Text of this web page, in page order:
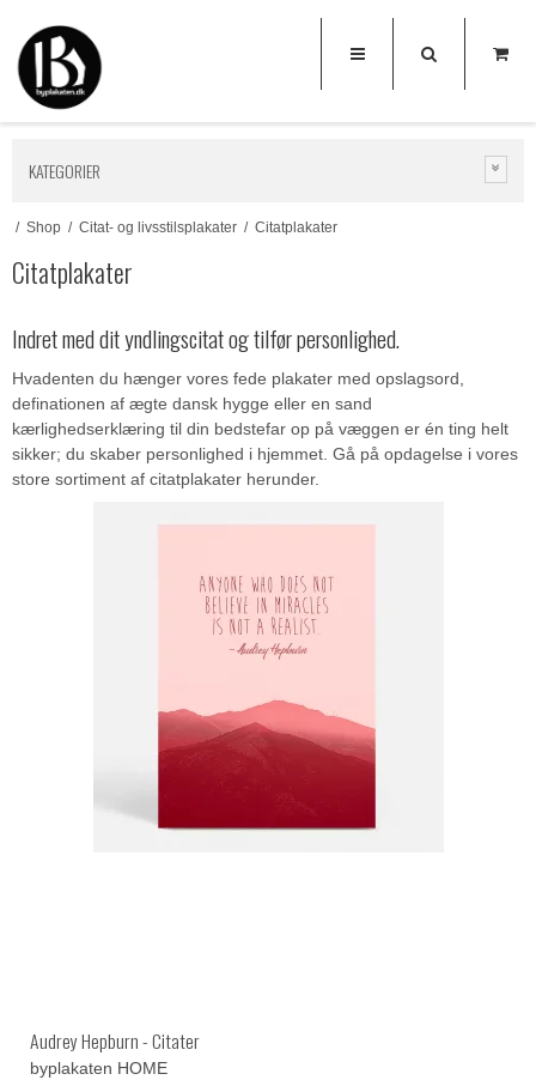
KATEGORIER
/ Shop / Citat- og livsstilsplakater / Citatplakater
Citatplakater
Indret med dit yndlingscitat og tilfør personlighed.
Hvadenten du hænger vores fede plakater med opslagsord,
definationen af ægte dansk hygge eller en sand
kærlighedserklæring til din bedstefar op på væggen er én ting helt
sikker; du skaber personlighed i hjemmet. Gå på opdagelse i vores
store sortiment af citatplakater herunder.
Audrey Hepburn - Citater
byplakaten HOME